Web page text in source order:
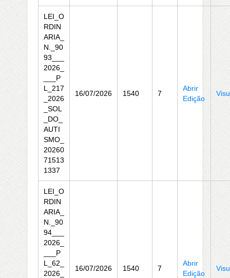
LEI_O
RDIN
ARIA_
N._90
93___
2026_
___P
L_217
_2026
_SOL
_DO_
AUTI
SMO_
20260
71513
1337
16/07/2026 1540 7
Abrir
Edição
LEI_O
RDIN
ARIA_
N._90
94___
2026_
___P
L_62_
2026_
16/07/2026 1540 7
Abrir
Edição